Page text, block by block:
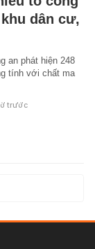
dân cư,
an phát hiện 248
tính với chất ma
trước